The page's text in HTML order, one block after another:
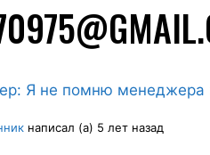
Я не помню менеджера
написал (а) 5 лет назад